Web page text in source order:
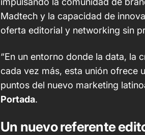
Madtech y la capacidad de
oferta editorial y networking sin
“En un entorno donde la data, la
cada vez más, esta unión ofrece
puntos del nuevo marketing
Portada.
Un nuevo referente